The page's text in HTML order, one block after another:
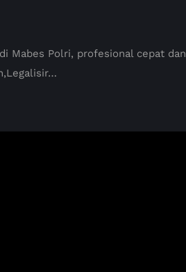
Mabes Polri, profesional cepat dan